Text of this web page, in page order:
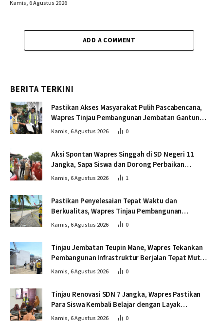
Kamis, 6 Agustus 2026
ADD A COMMENT
BERITA TERKINI
Pastikan Akses Masyarakat Pulih Pascabencana,
Wapres Tinjau Pembangunan Jembatan Gantung
Kendawi
Kamis, 6 Agustus 2026 0
Aksi Spontan Wapres Singgah di SD Negeri 11
Jangka, Sapa Siswa dan Dorong Perbaikan
Sekolah
Kamis, 6 Agustus 2026 1
Pastikan Penyelesaian Tepat Waktu dan
Berkualitas, Wapres Tinjau Pembangunan
Jembatan Lumut
Kamis, 6 Agustus 2026 0
Tinjau Jembatan Teupin Mane, Wapres Tekankan
Pembangunan Infrastruktur Berjalan Tepat Mutu
dan Tepat Waktu
Kamis, 6 Agustus 2026 0
Tinjau Renovasi SDN 7 Jangka, Wapres Pastikan
Para Siswa Kembali Belajar dengan Layak
Pascabencana
Kamis, 6 Agustus 2026 0